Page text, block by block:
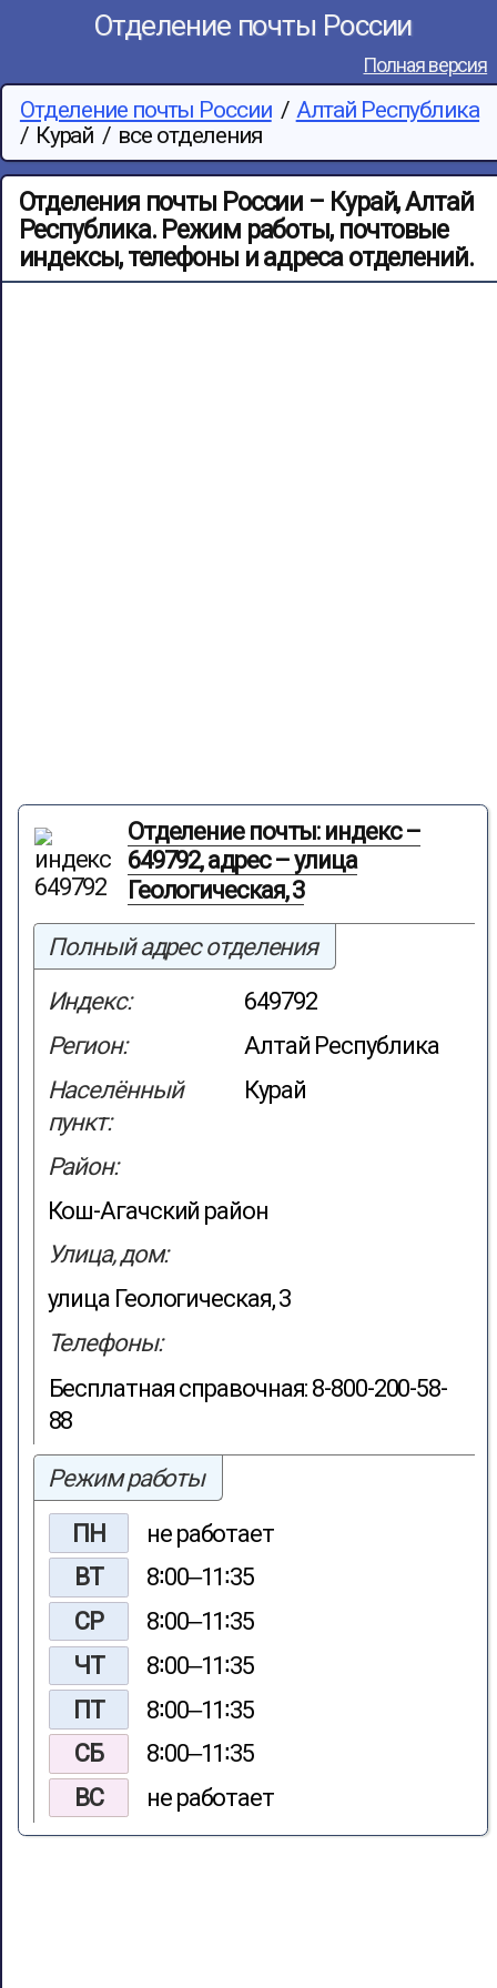
Отделение почты России
Полная версия
Отделение почты России / Алтай Республика
/ Курай / все отделения
Отделения почты России – Курай, Алтай
Республика. Режим работы, почтовые
индексы, телефоны и адреса отделений.
Отделение почты: индекс –
649792, адрес – улица
Геологическая, 3
Полный адрес отделения
Индекс:
649792
Регион:
Алтай Республика
Населённый
пункт:
Курай
Район:
Кош-Агачский район
Улица, дом:
улица Геологическая, 3
Телефоны:
Бесплатная справочная: 8-800-200-58-
88
Режим работы
ПН
не работает
ВТ
8∶00‒11∶35
СР
8∶00‒11∶35
ЧТ
8∶00‒11∶35
ПТ
8∶00‒11∶35
СБ
8∶00‒11∶35
ВС
не работает